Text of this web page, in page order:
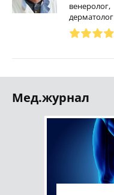
венеролог,
дерматолог
Мед.журнал